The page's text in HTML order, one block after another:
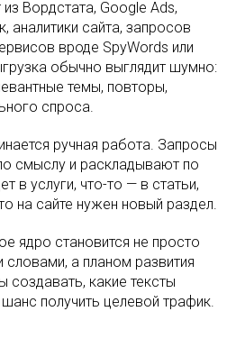
Вордстата, Google Ads,
аналитики сайта, запросов
вроде SpyWords или
обычно выглядит шумно:
темы, повторы,
спроса.
ручная работа. Запросы
смыслу и раскладывают по
в услуги, что-то — в статьи,
на сайте нужен новый раздел.
ядро становится не просто
а планом развития
создавать, какие тексты
получить целевой трафик.